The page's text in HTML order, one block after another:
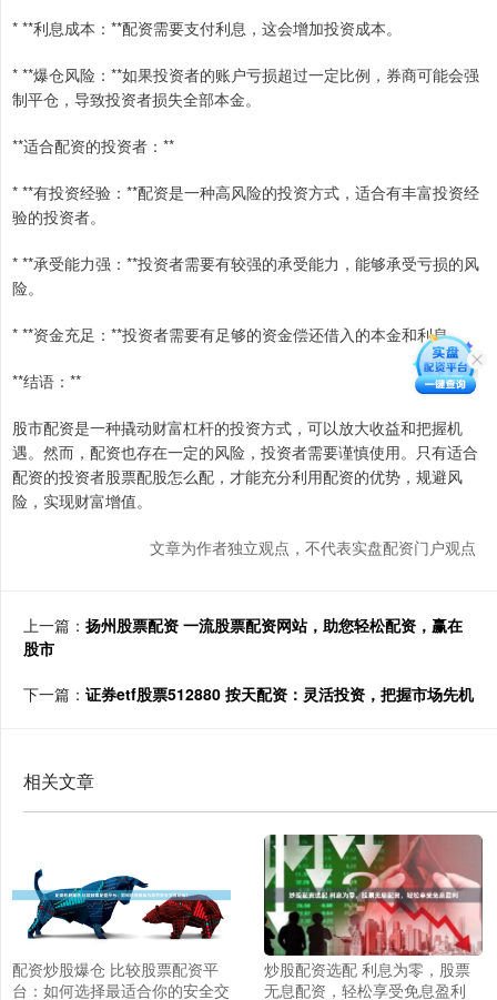
* **利息成本：**配资需要支付利息，这会增加投资成本。
* **爆仓风险：**如果投资者的账户亏损超过一定比例，券商可能会强
制平仓，导致投资者损失全部本金。
**适合配资的投资者：**
* **有投资经验：**配资是一种高风险的投资方式，适合有丰富投资经
验的投资者。
* **承受能力强：**投资者需要有较强的承受能力，能够承受亏损的风
险。
* **资金充足：**投资者需要有足够的资金偿还借入的本金和利息。
**结语：**
股市配资是一种撬动财富杠杆的投资方式，可以放大收益和把握机
遇。然而，配资也存在一定的风险，投资者需要谨慎使用。只有适合
配资的投资者股票配股怎么配，才能充分利用配资的优势，规避风
险，实现财富增值。
文章为作者独立观点，不代表实盘配资门户观点
上一篇： 扬州股票配资 一流股票配资网站，助您轻松配资，赢在
股市
下一篇： 证券etf股票512880 按天配资：灵活投资，把握市场先机
相关文章
配资炒股爆仓 比较股票配资平
台：如何选择最适合你的安全交
炒股配资选配 利息为零，股票
无息配资，轻松享受免息盈利